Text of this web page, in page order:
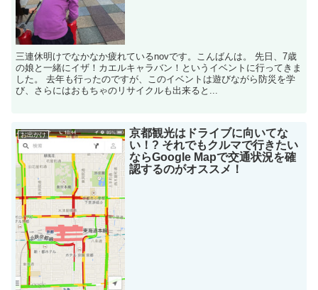
三連休明けでなかなか疲れているnovです。こんばんは。 先日、7歳
の娘と一緒にイザ！カエルキャラバン！というイベントに行ってきま
した。 去年も行ったのですが、このイベントは遊びながら防災を学
び、さらにはおもちゃのリサイクルも出来ると...
お出かけ
京都観光はドライブに向いてな
い！? それでもクルマで行きたい
ならGoogle Mapで交通状況を確
認するのがオススメ！